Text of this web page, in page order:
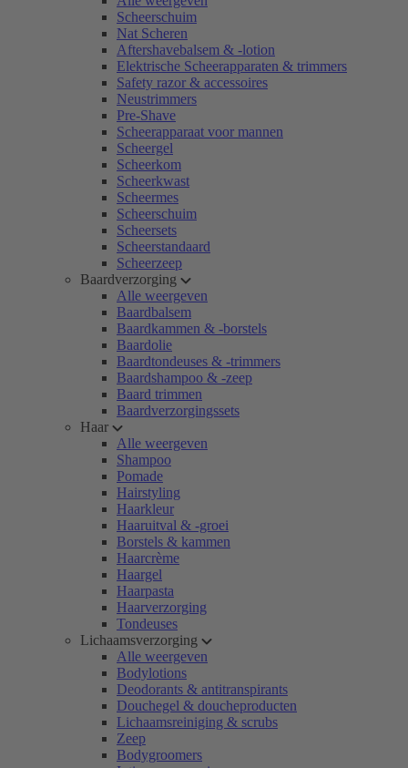
Scheerschuim
Nat Scheren
Aftershavebalsem & -lotion
Elektrische Scheerapparaten & trimmers
Safety razor & accessoires
Neustrimmers
Pre-Shave
Scheerapparaat voor mannen
Scheergel
Scheerkom
Scheerkwast
Scheermes
Scheerschuim
Scheersets
Scheerstandaard
Scheerzeep
Baardverzorging
Alle weergeven
Baardbalsem
Baardkammen & -borstels
Baardolie
Baardtondeuses & -trimmers
Baardshampoo & -zeep
Baard trimmen
Baardverzorgingssets
Haar
Alle weergeven
Shampoo
Pomade
Hairstyling
Haarkleur
Haaruitval & -groei
Borstels & kammen
Haarcrème
Haargel
Haarpasta
Haarverzorging
Tondeuses
Lichaamsverzorging
Alle weergeven
Bodylotions
Deodorants & antitranspirants
Douchegel & doucheproducten
Lichaamsreiniging & scrubs
Zeep
Bodygroomers